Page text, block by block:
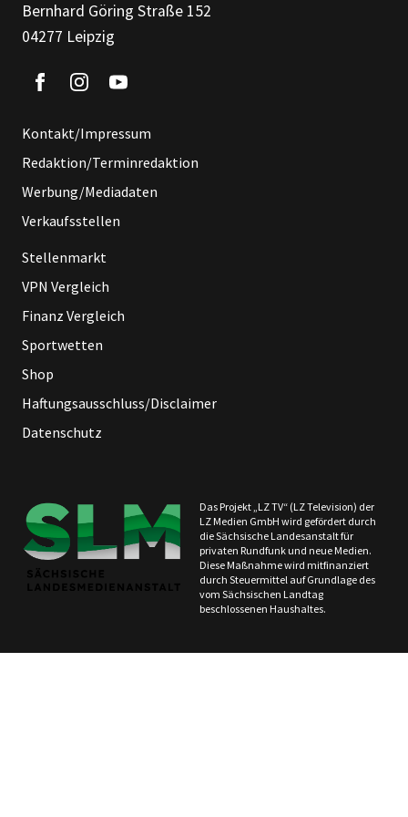
Bernhard Göring Straße 152
04277 Leipzig
Kontakt/Impressum
Redaktion/Terminredaktion
Werbung/Mediadaten
Verkaufsstellen
Stellenmarkt
VPN Vergleich
Finanz Vergleich
Sportwetten
Shop
Haftungsausschluss/Disclaimer
Datenschutz
Das Projekt „LZ TV“ (LZ Television) der
LZ Medien GmbH wird gefördert durch
die Sächsische Landesanstalt für
privaten Rundfunk und neue Medien.
Diese Maßnahme wird mitfinanziert
durch Steuermittel auf Grundlage des
vom Sächsischen Landtag
beschlossenen Haushaltes.